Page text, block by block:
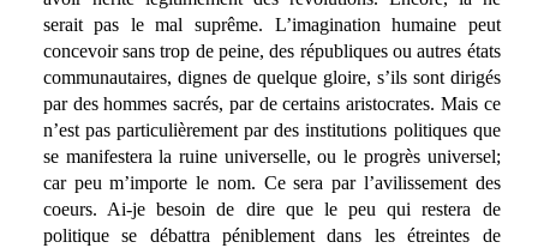
serait pas le mal suprême. L’imagination humaine peut
concevoir sans trop de peine, des républiques ou autres états
communautaires, dignes de quelque gloire, s’ils sont dirigés
par des hommes sacrés, par de certains aristocrates. Mais ce
n’est pas particulièrement par des institutions politiques que
se manifestera la ruine universelle, ou le progrès universel;
car peu m’importe le nom. Ce sera par l’avilissement des
coeurs. Ai-je besoin de dire que le peu qui restera de
politique se débattra péniblement dans les étreintes de